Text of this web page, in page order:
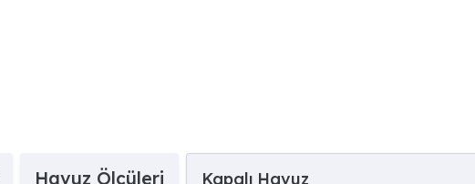
Havuz Ölçüleri Kapalı Havuz